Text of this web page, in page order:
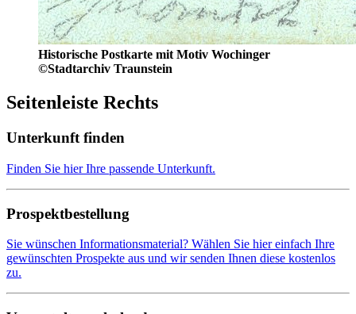
Historische Postkarte mit Motiv Wochinger
©Stadtarchiv Traunstein
Seitenleiste Rechts
Unterkunft finden
Finden Sie hier Ihre passende Unterkunft.
Prospektbestellung
Sie wünschen Informationsmaterial? Wählen Sie hier einfach Ihre
gewünschten Prospekte aus und wir senden Ihnen diese kostenlos
zu.